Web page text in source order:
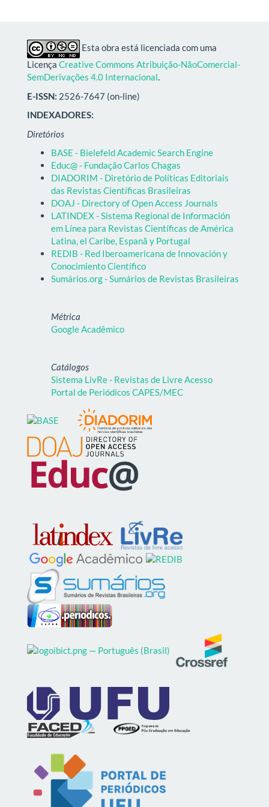
Esta obra está licenciada com uma
Licença Creative Commons Atribuição-NãoComercial-
SemDerivações 4.0 Internacional.
E-ISSN: 2526-7647 (on-line)
INDEXADORES:
Diretórios
BASE - Bielefeld Academic Search Engine
Educ@ - Fundação Carlos Chagas
DIADORIM - Diretório de Políticas Editoriais
das Revistas Científicas Brasileiras
DOAJ - Directory of Open Access Journals
LATINDEX - Sistema Regional de Información
em Línea para Revistas Científicas de América
Latina, el Caribe, Espanã y Portugal
REDIB - Red Iberoamericana de Innovación y
Conocimiento Científico
Sumários.org - Sumários de Revistas Brasileiras
Métrica
Google Acadêmico
Catálogos
Sistema LivRe - Revistas de Livre Acesso
Portal de Periódicos CAPES/MEC